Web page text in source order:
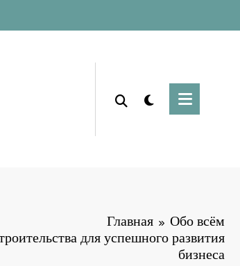
Главная
Обо всём
для успешного развития
бизнеса